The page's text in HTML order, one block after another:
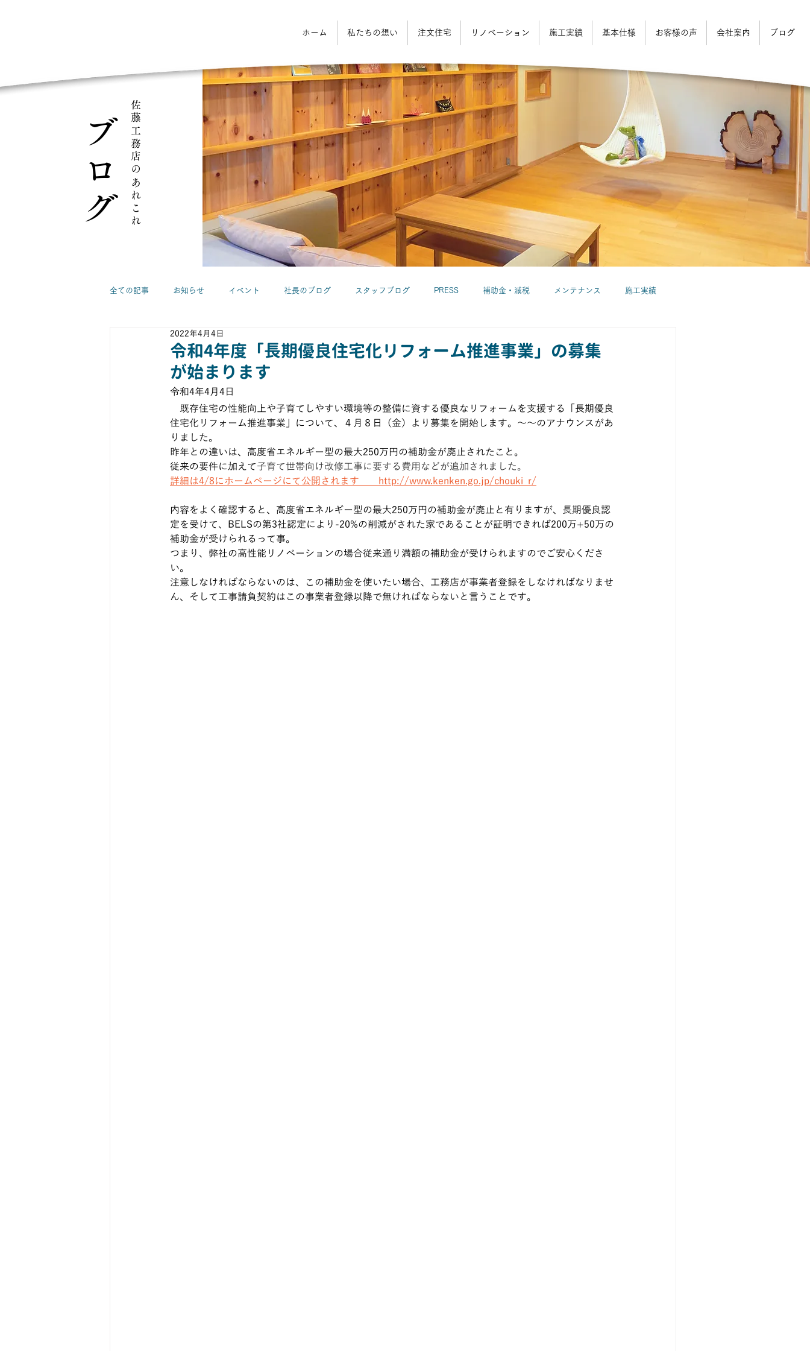
ホーム 私たちの想い 注文住宅 リノベーション 施工実績 基本仕様 お客様の声 会社案内 ブログ
ブログ佐藤工務店のあれこれ
全ての記事 お知らせ イベント 社長のブログ スタッフブログ PRESS 補助金・減税 メンテナンス 施工実績
リノベーション
実験 素材・建材
佐藤亜紀代 佐藤優希
令和4年度「長期優良住宅化リフォーム推進事業」の募集
が始まります
2022年4月4日
令和4年4月4日
既存住宅の性能向上や子育てしやすい環境等の整備に資する優良なリフォームを支援する「長期優良
住宅化リフォーム推進事業」について、４月８日（金）より募集を開始します。～～のアナウンスがあ
りました。
昨年との違いは、高度省エネルギー型の最大250万円の補助金が廃止されたこと。
従来の要件に加えて子育て世帯向け改修工事に要する費用などが追加されました。
詳細は4/8にホームページにて公開されます　　http://www.kenken.go.jp/chouki_r/
内容をよく確認すると、高度省エネルギー型の最大250万円の補助金が廃止と有りますが、長期優良認
定を受けて、BELSの第3社認定により-20%の削減がされた家であることが証明できれば200万+50万の
補助金が受けられるって事。
つまり、弊社の高性能リノベーションの場合従来通り満額の補助金が受けられますのでご安心くださ
い。
注意しなければならないのは、この補助金を使いたい場合、工務店が事業者登録をしなければなりませ
ん、そして工事請負契約はこの事業者登録以降で無ければならないと言うことです。